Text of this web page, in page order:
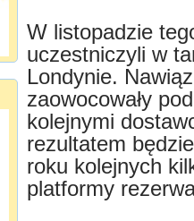
W listopadzie
uczestniczyli w
Londynie.
zaowocowały
kolejnymi
rezultatem
roku kolejnych
platformy